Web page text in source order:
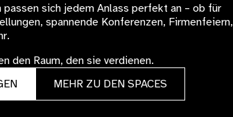
passen sich jedem Anlass perfekt an – ob für
spannende Konferenzen, Firmenfeiern,
den Raum, den sie verdienen.
MEHR ZU DEN SPACES